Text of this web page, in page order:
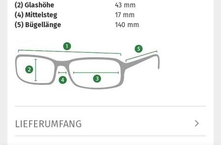
(2) Glashöhe
43 mm
(4) Mittelsteg
17 mm
(5) Bügellänge
140 mm
LIEFERUMFANG